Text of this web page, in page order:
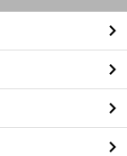
前
閉
る